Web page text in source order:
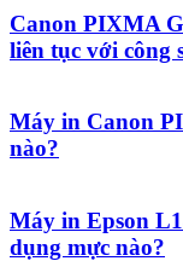
Canon PIXMA
liên tục với công
Máy in Canon
nào?
Máy in Epson
dụng mực nào?